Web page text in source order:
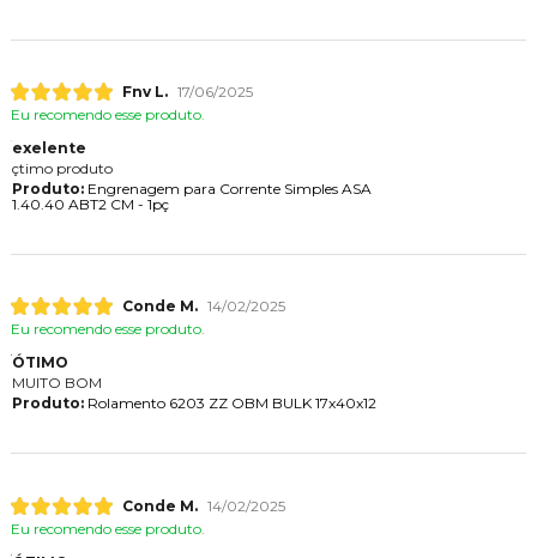
Fnv L. 17/06/2025
Eu recomendo esse produto.
exelente
çtimo produto
Produto:Engrenagem para Corrente Simples ASA
1.40.40 ABT2 CM - 1pç
Conde M. 14/02/2025
Eu recomendo esse produto.
ÓTIMO
MUITO BOM
Produto:Rolamento 6203 ZZ OBM BULK 17x40x12
Conde M. 14/02/2025
Eu recomendo esse produto.